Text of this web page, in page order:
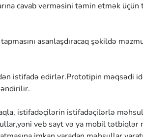
cavab verməsini təmin etmək üçün
asanlaşdıracaq şəkildə
istifadə edirlər.Prototipin məqsədi
istifadəçilərin istifadəçilərlə məhsul
veb sayt və ya mobil tətbiqlər